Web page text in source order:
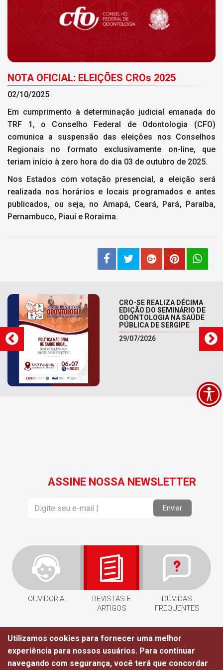
NOTA OFICIAL: ELEIÇÕES CROs 2025
02/10/2025
Em cumprimento à determinação judicial emanada do
TRF 1, o Conselho Federal de Odontologia (CFO)
comunica a suspensão das eleições nos Conselhos
Regionais no formato exclusivamente on-line, que
teriam início à zero hora do dia 03 de outubro de 2025.
Nos Estados com votação presencial, a eleição será
realizada nos horários e locais programados e antes
publicados, ou seja, no Amapá, Ceará, Pará, Paraíba,
Pernambuco, Piauí e Roraima.
CRO-SE REALIZA DÉCIMA
EDIÇÃO DO SEMINÁRIO DE
ODONTOLOGIA NA SAÚDE
PÚBLICA DE SERGIPE
29/07/2026
ASSINE NOSSA NEWSLETTER
Enviar
OUVIDORIA
REVISTAS E
ARTIGOS
DÚVIDAS
FREQUENTES
Rua Vila Cristina, 589, São José, CEP 49015-000,
Aracaju-SE. (79) 3214-3404,(79) 98115-4395 Recepção. Horário
de Funcionamento: Segunda à Sexta das 7h às 16h. - Copyright
Utilizamos cookies para fornecer uma melhor
experiência para nossos usuários. Para continuar
navegando com segurança, você terá que concordar